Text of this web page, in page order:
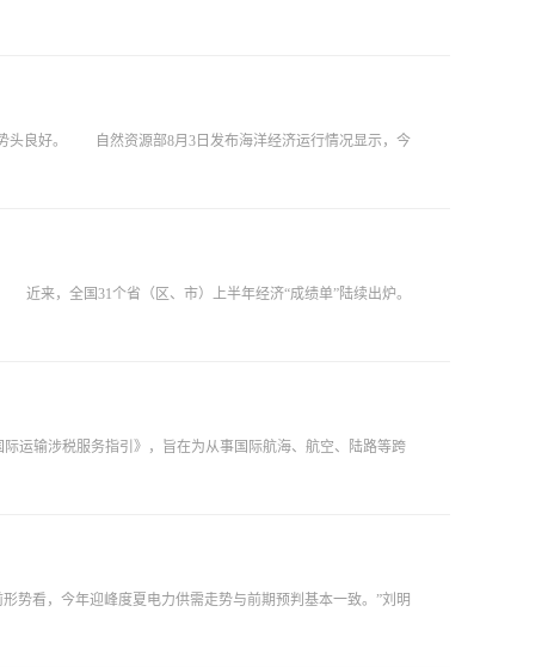
头良好。 自然资源部8月3日发布海洋经济运行情况显示，今
来，全国31个省（区、市）上半年经济“成绩单”陆续出炉。
运输涉税服务指引》，旨在为从事国际航海、航空、陆路等跨
看，今年迎峰度夏电力供需走势与前期预判基本一致。”刘明